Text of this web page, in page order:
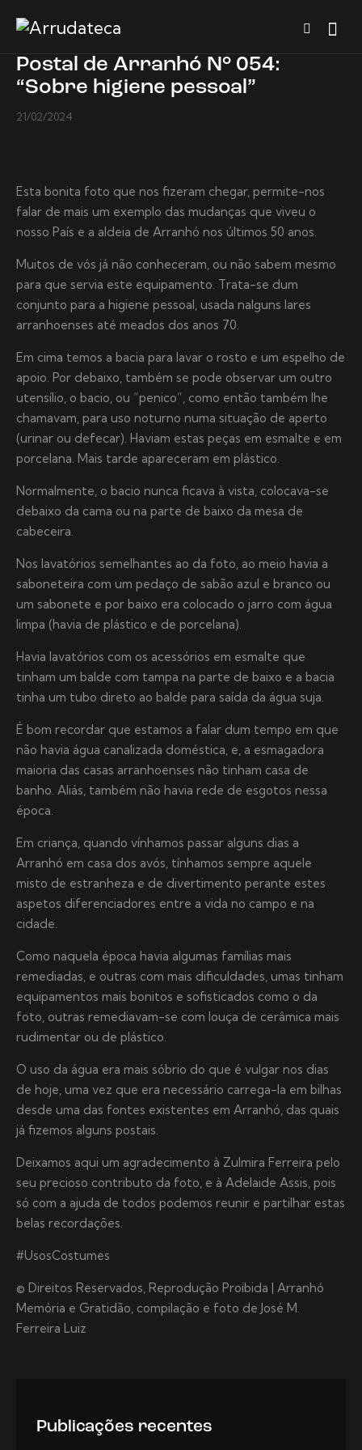
Postal de Arranhó N° 054:
“Sobre higiene pessoal”
21/02/2024
Esta bonita foto que nos fizeram chegar, permite-nos
falar de mais um exemplo das mudanças que viveu o
nosso País e a aldeia de Arranhó nos últimos 50 anos.
Muitos de vós já não conheceram, ou não sabem mesmo
para que servia este equipamento. Trata-se dum
conjunto para a higiene pessoal, usada nalguns lares
arranhoenses até meados dos anos 70.
Em cima temos a bacia para lavar o rosto e um espelho de
apoio. Por debaixo, também se pode observar um outro
utensílio, o bacio, ou “penico”, como então também lhe
chamavam, para uso noturno numa situação de aperto
(urinar ou defecar). Haviam estas peças em esmalte e em
porcelana. Mais tarde apareceram em plástico.
Normalmente, o bacio nunca ficava à vista, colocava-se
debaixo da cama ou na parte de baixo da mesa de
cabeceira.
Nos lavatórios semelhantes ao da foto, ao meio havia a
saboneteira com um pedaço de sabão azul e branco ou
um sabonete e por baixo era colocado o jarro com água
limpa (havia de plástico e de porcelana).
Havia lavatórios com os acessórios em esmalte que
tinham um balde com tampa na parte de baixo e a bacia
tinha um tubo direto ao balde para saída da água suja.
É bom recordar que estamos a falar dum tempo em que
não havia água canalizada doméstica, e, a esmagadora
maioria das casas arranhoenses não tinham casa de
banho. Aliás, também não havia rede de esgotos nessa
época.
Em criança, quando vínhamos passar alguns dias a
Arranhó em casa dos avós, tínhamos sempre aquele
misto de estranheza e de divertimento perante estes
aspetos diferenciadores entre a vida no campo e na
cidade.
Como naquela época havia algumas famílias mais
remediadas, e outras com mais dificuldades, umas tinham
equipamentos mais bonitos e sofisticados como o da
foto, outras remediavam-se com louça de cerâmica mais
rudimentar ou de plástico.
O uso da água era mais sóbrio do que é vulgar nos dias
de hoje, uma vez que era necessário carrega-la em bilhas
desde uma das fontes existentes em Arranhó, das quais
já fizemos alguns postais.
Deixamos aqui um agradecimento à Zulmira Ferreira pelo
seu precioso contributo da foto, e à Adelaide Assis, pois
só com a ajuda de todos podemos reunir e partilhar estas
belas recordações.
#UsosCostumes
© Direitos Reservados, Reprodução Proibida | Arranhó
Memória e Gratidão, compilação e foto de José M.
Ferreira Luiz
Publicações recentes